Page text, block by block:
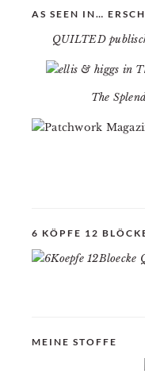
AS SEEN IN…
QUILTED
The
6 KÖPFE 12
MEINE STOFFE